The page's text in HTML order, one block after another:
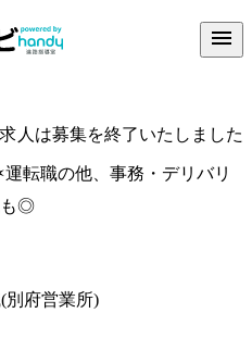
人は募集を終了いたしました
転職の他、事務・デリバリ
も◎
別府営業所)